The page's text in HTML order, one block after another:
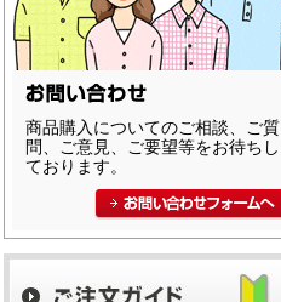
商品購入についてのご相談、ご質
問、ご意見、ご要望等をお待ちし
ております。